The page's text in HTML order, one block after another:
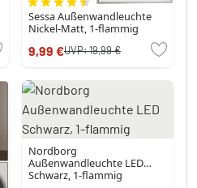
Sessa Außenwandleuchte
Nickel-Matt, 1-flammig
9,99 €UVP:19,99 €
Nordborg
Außenwandleuchte LED
Schwarz, 1-flammig